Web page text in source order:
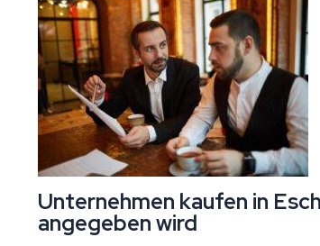
Unternehmen kaufen in
angegeben wird